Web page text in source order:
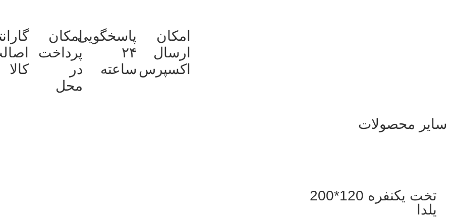
امکان
ارسال
اکسپرس
پاسخگویی
۲۴
ساعته
امکان
پرداخت
در
محل
کالا
سایر محصولات
تخت یکنفره 120*200
یلدا